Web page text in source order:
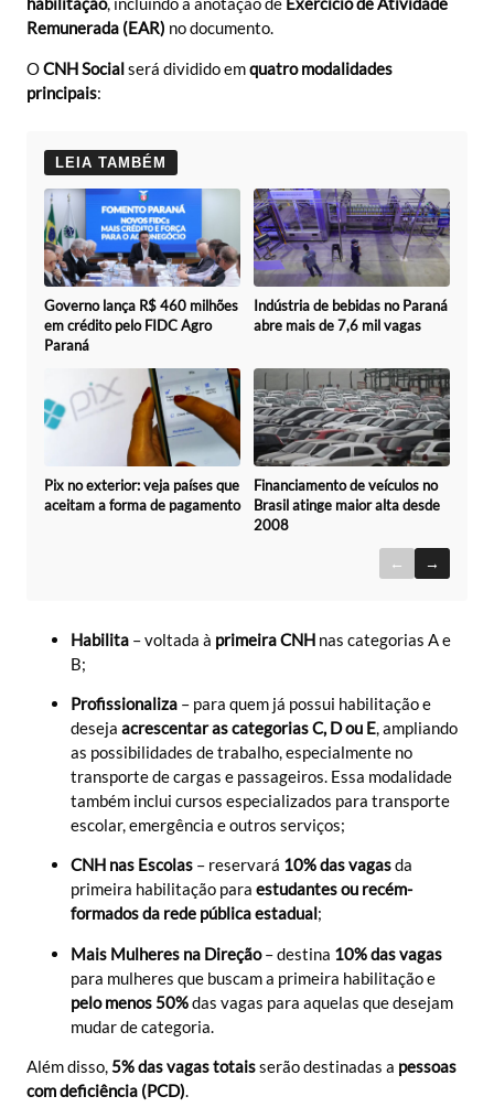
Remunerada (EAR) no documento.
OCNH Socialserá dividido emquatro modalidades
principais:
LEIA TAMBÉM
Governo lança R$ 460 milhões
em crédito pelo FIDC Agro
Paraná
Indústria de bebidas no Paraná
abre mais de 7,6 mil vagas
Pix no exterior: veja países que
aceitam a forma de pagamento
Financiamento de veículos no
Brasil atinge maior alta desde
2008
← →
Habilita – voltada à primeira CNH nas categorias A e
B;
Profissionaliza – para quem já possui habilitação e
deseja acrescentar as categorias C, D ou E, ampliando
as possibilidades de trabalho, especialmente no
transporte de cargas e passageiros. Essa modalidade
também inclui cursos especializados para transporte
escolar, emergência e outros serviços;
CNH nas Escolas – reservará 10% das vagasda
primeira habilitação para estudantes ou recém-
formados da rede pública estadual;
Mais Mulheres na Direção– destina 10% das vagas
para mulheres que buscam a primeira habilitação e
pelo menos 50%das vagas para aquelas que desejam
mudar de categoria.
Além disso,5% das vagas totaisserão destinadas a pessoas
com deficiência (PCD).